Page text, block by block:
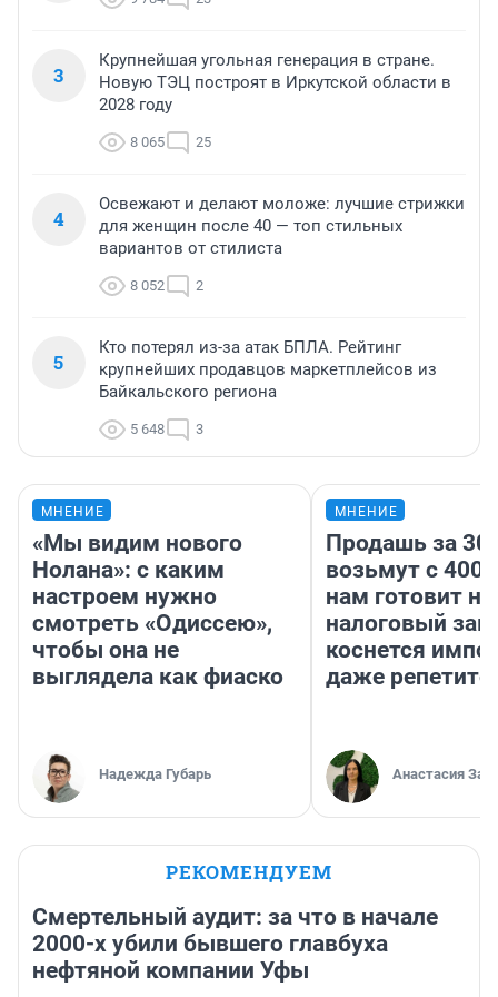
3
Крупнейшая угольная генерация в стране.
Новую ТЭЦ построят в Иркутской области в
2028 году
8 065 25
4
Освежают и делают моложе: лучшие стрижки
для женщин после 40 — топ стильных
вариантов от стилиста
8 052 2
5
Кто потерял из-за атак БПЛА. Рейтинг
крупнейших продавцов маркетплейсов из
Байкальского региона
5 648 3
МНЕНИЕ
«Мы видим нового
Нолана»: с каким
настроем нужно
смотреть «Одиссею»,
чтобы она не
выглядела как фиаско
Надежда Губарь
МНЕНИЕ
Продашь за
возьмут с
нам готовит
налоговый
коснется
даже
Анастасия
РЕКОМЕНДУЕМ
Смертельный аудит: за что в начале
2000-х убили бывшего главбуха
нефтяной компании Уфы